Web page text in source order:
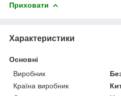
Приховати
Характеристики
Основні
Виробник
Країна виробник